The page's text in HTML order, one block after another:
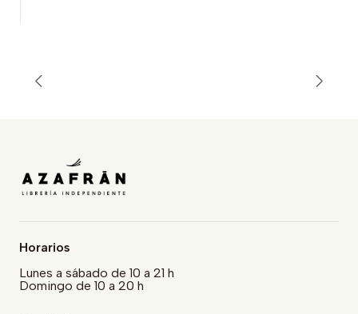
Horarios
Lunes a sábado de 10 a 21 h
Domingo de 10 a 20 h